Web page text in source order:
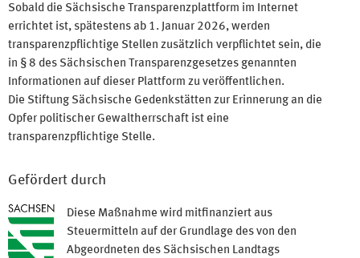
Sobald die Sächsische Transparenzplattform im Internet
errichtet ist, spätestens ab 1. Januar 2026, werden
transparenzpflichtige Stellen zusätzlich verpflichtet sein, die
in § 8 des Sächsischen Transparenzgesetzes genannten
Informationen auf dieser Plattform zu veröffentlichen.
Die Stiftung Sächsische Gedenkstätten zur Erinnerung an die
Opfer politischer Gewaltherrschaft ist eine
transparenzpflichtige Stelle.
Gefördert durch
Diese Maßnahme wird mitfinanziert aus
Steuermitteln auf der Grundlage des von den
Abgeordneten des Sächsischen Landtags